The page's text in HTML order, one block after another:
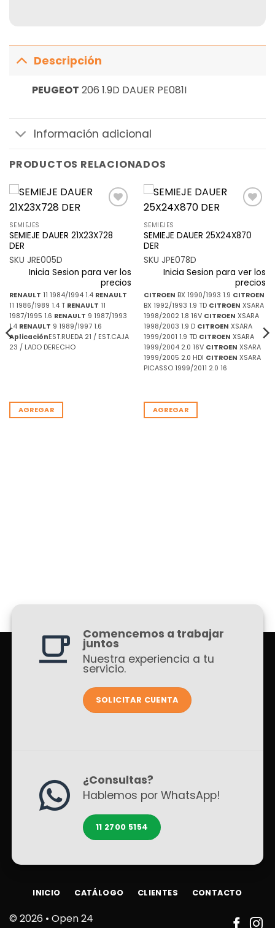
Descripción
PEUGEOT 206 1.9D DAUER PE081I
Información adicional
PRODUCTOS RELACIONADOS
lista de
deseos
SEMIEJES
SEMIEJE DAUER 21X23X728
DER
SKU JRE005D
Inicia Sesion para ver los
precios
RENAULT 11 1984/1994 1.4 RENAULT
11 1986/1989 1.4 T RENAULT 11
1987/1995 1.6 RENAULT 9 1987/1993
1.4 RENAULT 9 1989/1997 1.6
AplicaciónEST.RUEDA 21 / EST.CAJA
23 / LADO DERECHO
AGREGAR
lista de
deseos
SEMIEJES
SEMIEJE DAUER 25X24X870
DER
SKU JPE078D
Inicia Sesion para ver los
precios
CITROEN BX 1990/1993 1.9 CITROEN
BX 1992/1993 1.9 TD CITROEN XSARA
1998/2002 1.8 16V CITROEN XSARA
1998/2003 1.9 D CITROEN XSARA
1999/2001 1.9 TD CITROEN XSARA
1999/2004 2.0 16V CITROEN XSARA
1999/2005 2.0 HDI CITROEN XSARA
PICASSO 1999/2011 2.0 16
AGREGAR
Comencemos a trabajar
juntos
Nuestra experiencia a tu
servicio.
SOLICITAR CUENTA
¿Consultas?
Hablemos por WhatsApp!
11 2700 5154
© 2026 • Open 24
INICIO CATÁLOGO CLIENTES CONTACTO